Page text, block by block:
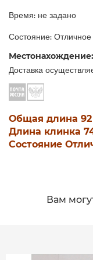
Время: не задано
Состояние: Отличное
Местонахождение:
Доставка
Общая длина 92
Длина клинка
Состояние
Вам